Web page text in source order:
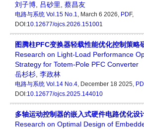
刘子博, 吕砂里, 蔡昌友
电路与系统 Vol.15 No.1, March 6 2026, PDF,
DOI:10.12677/ojcs.2026.151001
图腾柱PFC变换器轻载性能优化控制策略
Research on Light-Load Performance
Strategy for Totem-Pole PFC Converter
岳杉杉, 李政林
电路与系统 Vol.14 No.4, December 18 2025,
DOI:10.12677/ojcs.2025.144010
多轴运动控制器的嵌入式硬件电路优化设
Research on Optimal Design of